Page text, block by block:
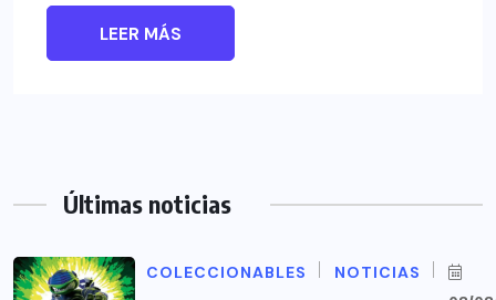
LEER MÁS
Últimas noticias
COLECCIONABLES NOTICIAS